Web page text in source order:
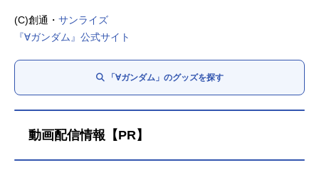
(C)創通・ サンライズ
『∀ガンダム』公式サイト
「∀ガンダム」のグッズを探す
動画配信情報【PR】